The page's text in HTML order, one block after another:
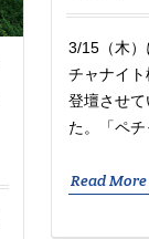
3/15（木）
チャナイ
登壇させ
た。「ペ
Read More